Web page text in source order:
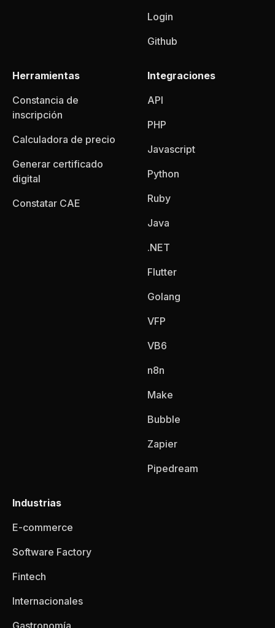
Login
Github
Herramientas
Constancia de
inscripción
Calculadora de precio
Generar certificado
digital
Constatar CAE
Integraciones
API
PHP
Javascript
Python
Ruby
Java
.NET
Flutter
Golang
VFP
VB6
n8n
Make
Bubble
Zapier
Pipedream
Industrias
E-commerce
Software Factory
Fintech
Internacionales